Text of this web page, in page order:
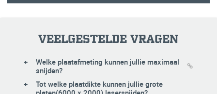
VEELGESTELDE VRAGEN
Welke plaatafmeting kunnen jullie maximaal
snijden?
Tot welke plaatdikte kunnen jullie grote